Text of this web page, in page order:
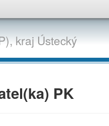
krajÚstecký
PK